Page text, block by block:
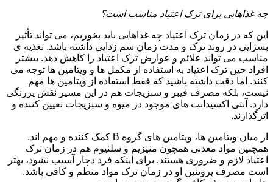
چه غذاهایی برای ترک اعتیاد مناسب است؟
این که در زمان ترک اعتیاد چه غذاهایی باید بخوریم، می تواند تأثیر
بسزایی در روند ترک و مدت زمان سم زدایی داشته باشد. تغذیه ی
مناسب می تواند علائم و عوارض ترک اعتیاد را کاهش دهد. بیشتر
افراد حین ترک اعتیاد به استفاده از مکمل ها و ویتامین ها توجه می
کنند. اما دقت داشته باشید که فقط استفاده از ویتامین ها مهم
نیست، بلکه مصرف فیبر و سبزیجات هم در این مسیر نقش پررنگی
دارد. آنتی اکسیدانت های موجود در میوه و سبزیجات تعیین کننده و
اثرگذارند.
از میان ویتامین ها، ویتامین های گروه B کمک کننده و مهم اند.
همچنین مواد معدنی همچون منیزیم و سلنیوم هم در زمان ترک
اعتیاد لازم و ضروری هستند. برای اینکه فرد دچار آسیب نشود، بهتر
است مصرف پروتئین او در زمان ترک مواد منظم و کافی باشد.